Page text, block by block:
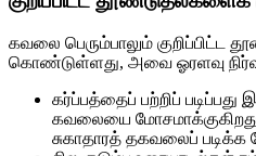
கவலை பெரும்பாலும் குறிப்பிட்ட
கொண்டுள்ளது, அவை ஓரளவு
கர்ப்பத்தைப் பற்றிப்
கவலையை
சுகாதாரத் தகவலைப்